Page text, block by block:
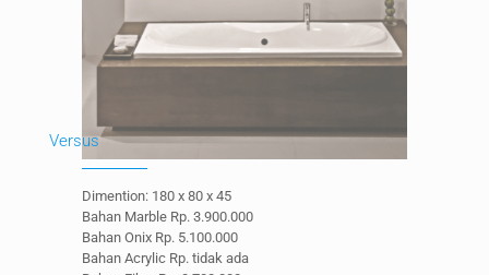
Versus
Dimention: 180 x 80 x 45
Bahan Marble Rp. 3.900.000
Bahan Onix Rp. 5.100.000
Bahan Acrylic Rp. tidak ada